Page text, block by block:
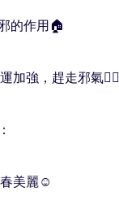
的作用🏠
加強，趕走邪氣🧟‍♀️
美麗☺️